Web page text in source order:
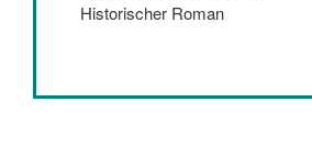
Historischer Roman